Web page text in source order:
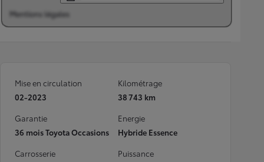
Mentions légales
Mise en circulation
02-2023
Kilométrage
38 743 km
Garantie
36 mois Toyota Occasions
Energie
Hybride Essence
Carrosserie
Puissance